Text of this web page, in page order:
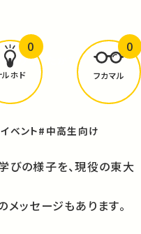
ありましたか？
ルホド
0
フカマル
0
ベント#中高生向け
びの様子を、現役の東大
ッセージもあります。